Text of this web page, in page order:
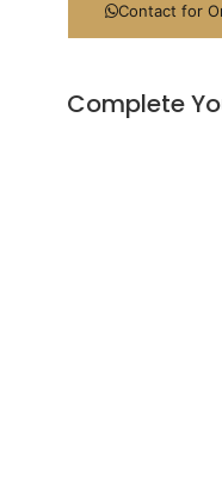
Contact for
Complete